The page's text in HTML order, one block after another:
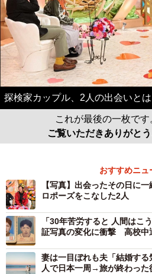
探検家カップル、2人の出会いと
これが最後の一枚です
ご覧いただきありがとう
おすすめニュ
【写真】出会ったその日に
ロポーズをこなした2人
「30年苦労すると 人間は
証写真の変化に衝撃 高校中
妻は一目ぼれも夫「結婚す
人で日本一周→旅が終わった